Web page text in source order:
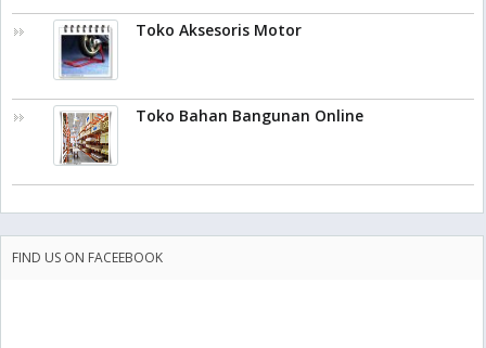
Toko Aksesoris Motor
Toko Bahan Bangunan Online
FIND US ON FACEEBOOK